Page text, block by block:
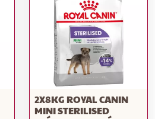
2X8KG ROYAL CANIN
MINI STERILISED